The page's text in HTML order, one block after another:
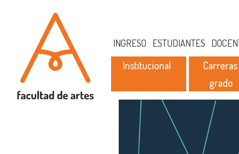
INGRESO ESTUDIANTES
Institucional
grado